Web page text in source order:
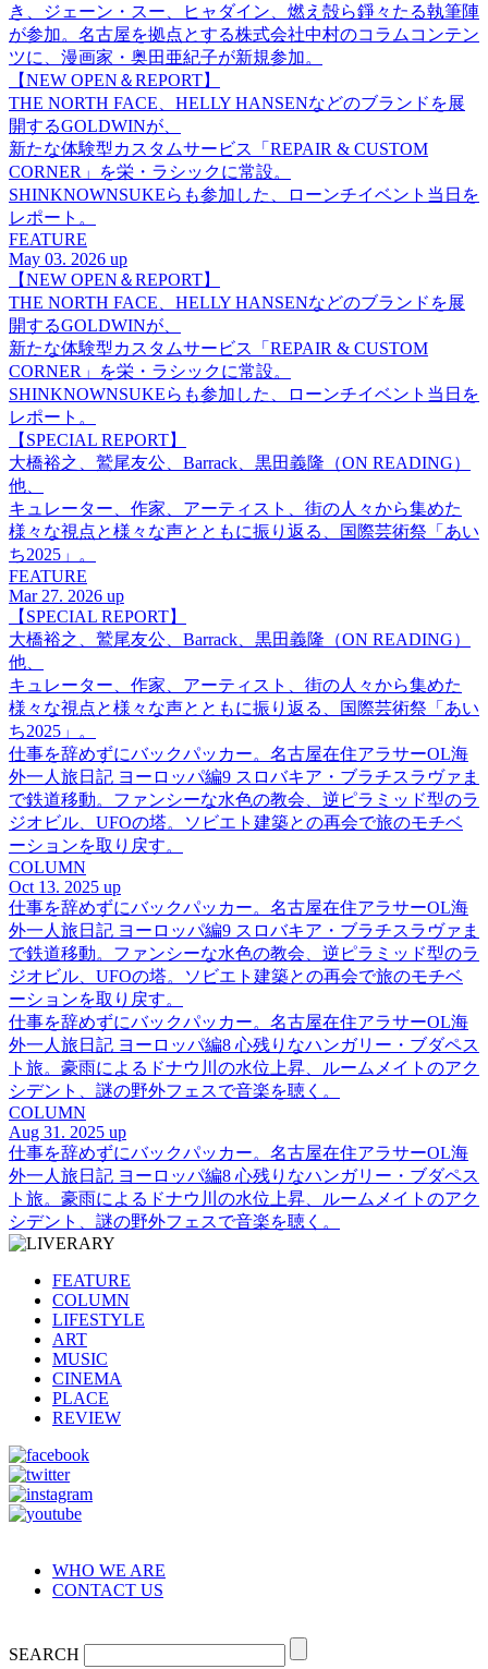
き、ジェーン・スー、ヒャダイン、燃え殻ら錚々たる執筆陣
が参加。名古屋を拠点とする株式会社中村のコラムコンテン
ツに、漫画家・奥田亜紀子が新規参加。
【NEW OPEN＆REPORT】
THE NORTH FACE、HELLY HANSENなどのブランドを展
開するGOLDWINが、
新たな体験型カスタムサービス「REPAIR & CUSTOM
CORNER」を栄・ラシックに常設。
SHINKNOWNSUKEらも参加した、ローンチイベント当日を
レポート。
FEATURE
May 03. 2026 up
【NEW OPEN＆REPORT】
THE NORTH FACE、HELLY HANSENなどのブランドを展
開するGOLDWINが、
新たな体験型カスタムサービス「REPAIR & CUSTOM
CORNER」を栄・ラシックに常設。
SHINKNOWNSUKEらも参加した、ローンチイベント当日を
レポート。
【SPECIAL REPORT】
大橋裕之、鷲尾友公、Barrack、黒田義隆（ON READING）
他、
キュレーター、作家、アーティスト、街の人々から集めた
様々な視点と様々な声とともに振り返る、国際芸術祭「あい
ち2025」。
FEATURE
Mar 27. 2026 up
【SPECIAL REPORT】
大橋裕之、鷲尾友公、Barrack、黒田義隆（ON READING）
他、
キュレーター、作家、アーティスト、街の人々から集めた
様々な視点と様々な声とともに振り返る、国際芸術祭「あい
ち2025」。
仕事を辞めずにバックパッカー。名古屋在住アラサーOL海
外一人旅日記 ヨーロッパ編9 スロバキア・ブラチスラヴァま
で鉄道移動。ファンシーな水色の教会、逆ピラミッド型のラ
ジオビル、UFOの塔。ソビエト建築との再会で旅のモチベ
ーションを取り戻す。
COLUMN
Oct 13. 2025 up
仕事を辞めずにバックパッカー。名古屋在住アラサーOL海
外一人旅日記 ヨーロッパ編9 スロバキア・ブラチスラヴァま
で鉄道移動。ファンシーな水色の教会、逆ピラミッド型のラ
ジオビル、UFOの塔。ソビエト建築との再会で旅のモチベ
ーションを取り戻す。
仕事を辞めずにバックパッカー。名古屋在住アラサーOL海
外一人旅日記 ヨーロッパ編8 心残りなハンガリー・ブダペス
ト旅。豪雨によるドナウ川の水位上昇、ルームメイトのアク
シデント、謎の野外フェスで音楽を聴く。
COLUMN
Aug 31. 2025 up
仕事を辞めずにバックパッカー。名古屋在住アラサーOL海
外一人旅日記 ヨーロッパ編8 心残りなハンガリー・ブダペス
ト旅。豪雨によるドナウ川の水位上昇、ルームメイトのアク
シデント、謎の野外フェスで音楽を聴く。
FEATURE
COLUMN
LIFESTYLE
ART
MUSIC
CINEMA
PLACE
REVIEW
WHO WE ARE
CONTACT US
SEARCH